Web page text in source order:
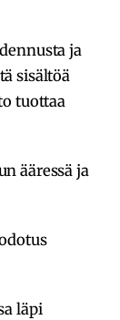
ja
sisältöä
tuottaa
ääressä ja
läpi